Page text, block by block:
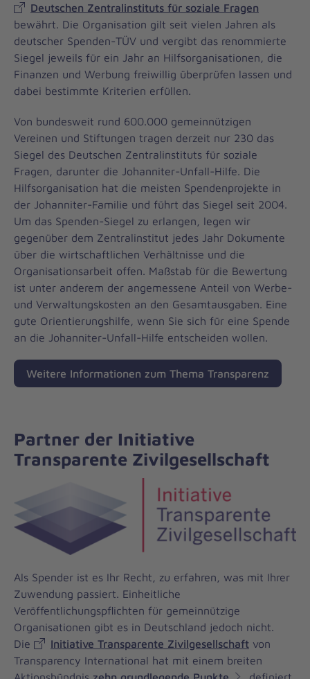
Deutschen Zentralinstituts für soziale Fragen
bewährt. Die Organisation gilt seit vielen Jahren als
deutscher Spenden-TÜV und vergibt das renommierte
Siegel jeweils für ein Jahr an Hilfsorganisationen, die
Finanzen und Werbung freiwillig überprüfen lassen und
dabei bestimmte Kriterien erfüllen.
Von bundesweit rund 600.000 gemeinnützigen
Vereinen und Stiftungen tragen derzeit nur 230 das
Siegel des Deutschen Zentralinstituts für soziale
Fragen, darunter die Johanniter-Unfall-Hilfe. Die
Hilfsorganisation hat die meisten Spendenprojekte in
der Johanniter-Familie und führt das Siegel seit 2004.
Um das Spenden-Siegel zu erlangen, legen wir
gegenüber dem Zentralinstitut jedes Jahr Dokumente
über die wirtschaftlichen Verhältnisse und die
Organisationsarbeit offen. Maßstab für die Bewertung
ist unter anderem der angemessene Anteil von Werbe-
und Verwaltungskosten an den Gesamtausgaben. Eine
gute Orientierungshilfe, wenn Sie sich für eine Spende
an die Johanniter-Unfall-Hilfe entscheiden wollen.
Weitere Informationen zum Thema Transparenz
Partner der Initiative
Transparente Zivilgesellschaft
Als Spender ist es Ihr Recht, zu erfahren, was mit Ihrer
Zuwendung passiert. Einheitliche
Veröffentlichungspflichten für gemeinnützige
Organisationen gibt es in Deutschland jedoch nicht.
Die
Initiative Transparente Zivilgesellschaft von
Transparency International hat mit einem breiten